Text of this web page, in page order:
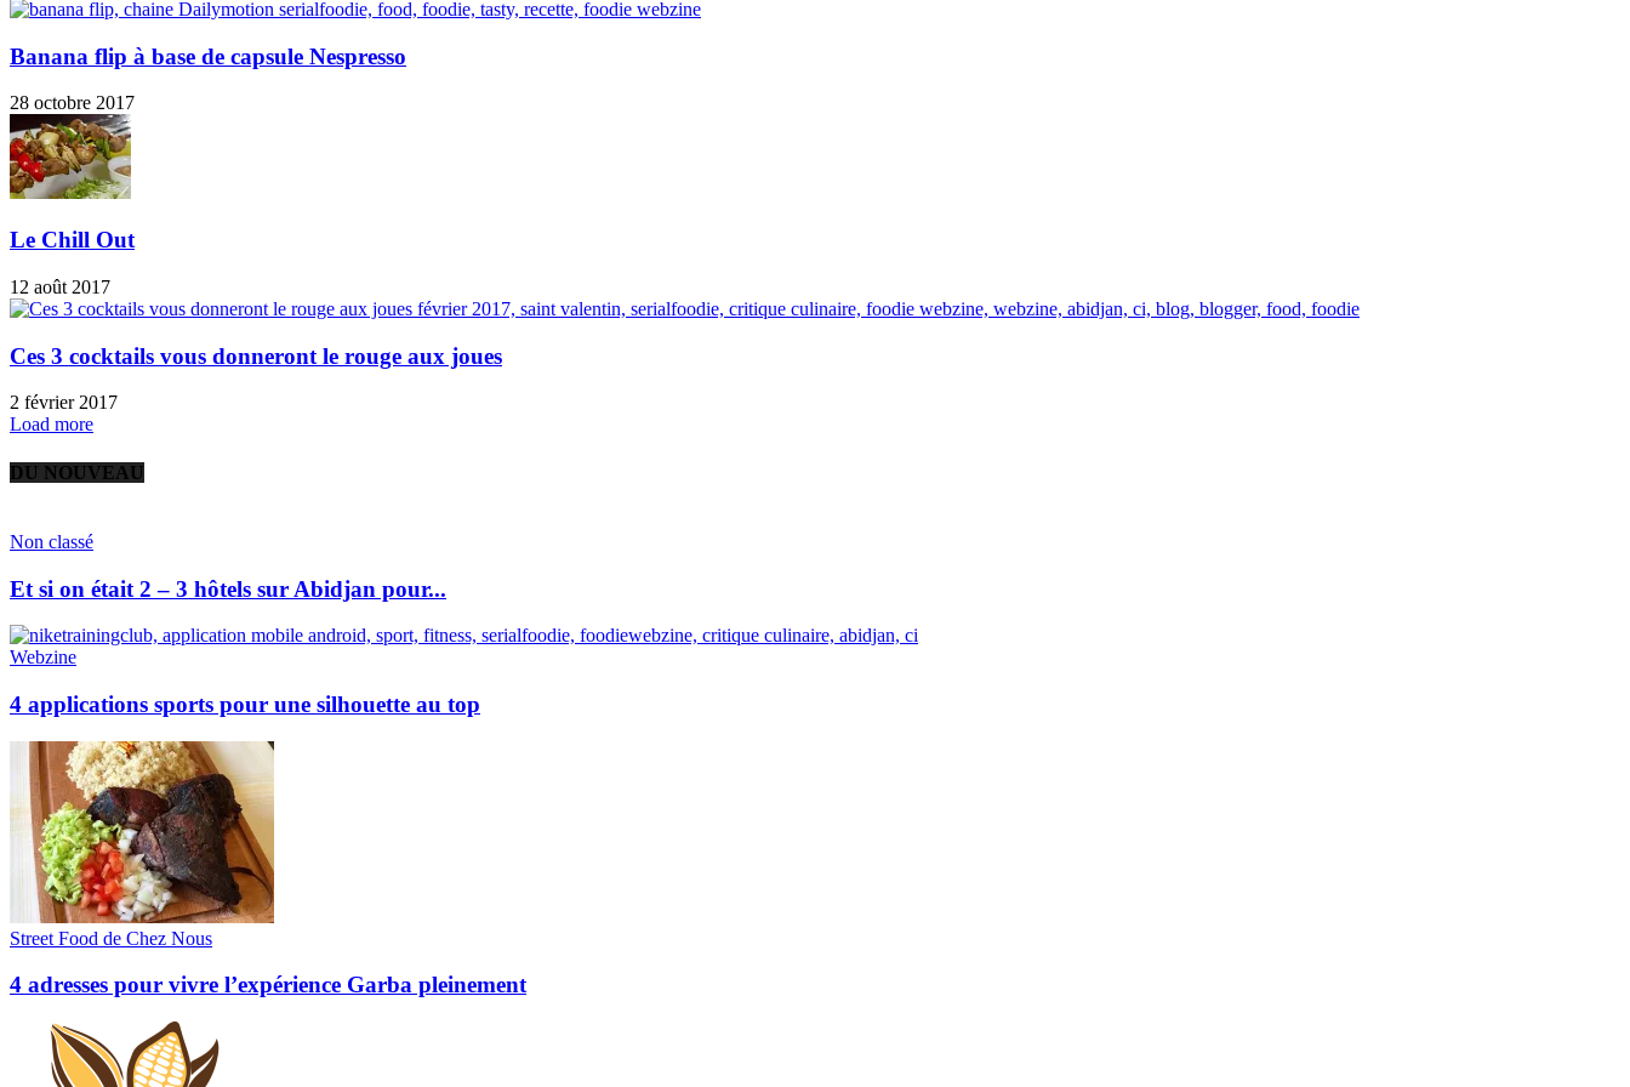
Banana flip à base de capsule Nespresso
28 octobre 2017
Le Chill Out
12 août 2017
Ces 3 cocktails vous donneront le rouge aux joues
2 février 2017
Load more
DU NOUVEAU
Non classé
Et si on était 2 – 3 hôtels sur Abidjan pour...
Webzine
4 applications sports pour une silhouette au top
Street Food de Chez Nous
4 adresses pour vivre l’expérience Garba pleinement